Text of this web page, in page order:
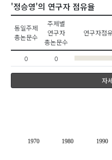
'정승영'의 연구자 점유율
동일주제
총논문수
주제별
연구자
총논문수
연구자점
0 0
자
1970 1980 1990